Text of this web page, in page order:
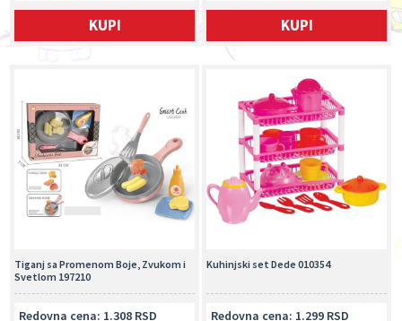
KUPI
KUPI
Kuhinjski set Dede 010354
Redovna cena: 1.299 RSD
Tiganj sa Promenom Boje, Zvukom i
Svetlom 197210
Redovna cena: 1.308 RSD